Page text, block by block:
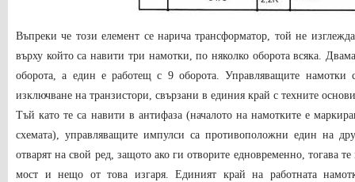
Въпреки че този елемент се нарича трансформатор, той не
върху който са навити три намотки, по няколко оборота всяка.
оборота, а един е работещ с 9 оборота. Управляващите намотки
изключване на транзистори, свързани в единия край с техните
Тъй като те са навити в антифаза (началото на намотките е
схемата), управляващите импулси са противоположни един на
отварят на свой ред, защото ако ги отворите едновременно, тогава
мост и нещо от това изгаря. Единият край на работната